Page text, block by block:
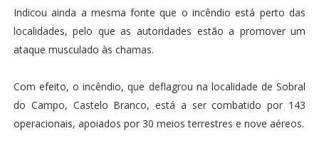
Indicou ainda a mesma fonte que o incêndio está perto das
localidades, pelo que as autoridades estão a promover um
ataque musculado às chamas.
Com efeito, o incêndio, que deflagrou na localidade de Sobral
do Campo, Castelo Branco, está a ser combatido por 143
operacionais, apoiados por 30 meios terrestres e nove aéreos.